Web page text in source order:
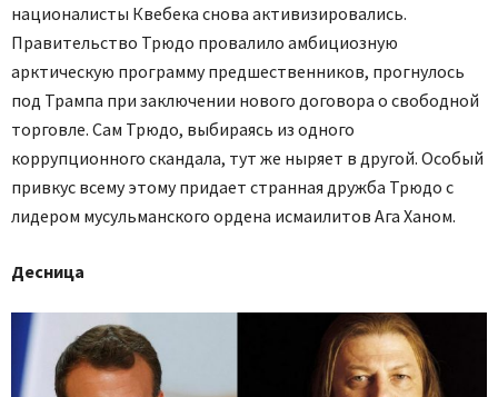
националисты Квебека снова активизировались.
Правительство Трюдо провалило амбициозную
арктическую программу предшественников, прогнулось
под Трампа при заключении нового договора о свободной
торговле. Сам Трюдо, выбираясь из одного
коррупционного скандала, тут же ныряет в другой. Особый
привкус всему этому придает странная дружба Трюдо с
лидером мусульманского ордена исмаилитов Ага Ханом.
Десница